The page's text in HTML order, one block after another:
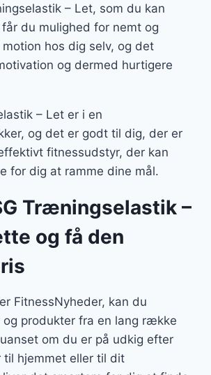
– Let, som du kan
du mulighed for nemt og
hos dig selv, og det
og dermed hurtigere
– Let er i en
og det er godt til dig, der er
fitnessudstyr, der kan
for dig at ramme dine mål.
Træningselastik –
og få den
FitnessNyheder, kan du
og produkter fra en lang række
om du er på udkig efter
hjemmet eller til dit